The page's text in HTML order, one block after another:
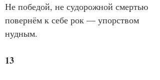
Не победой, не судорожной смертью
повернём к себе рок — упорством
нудным.
13